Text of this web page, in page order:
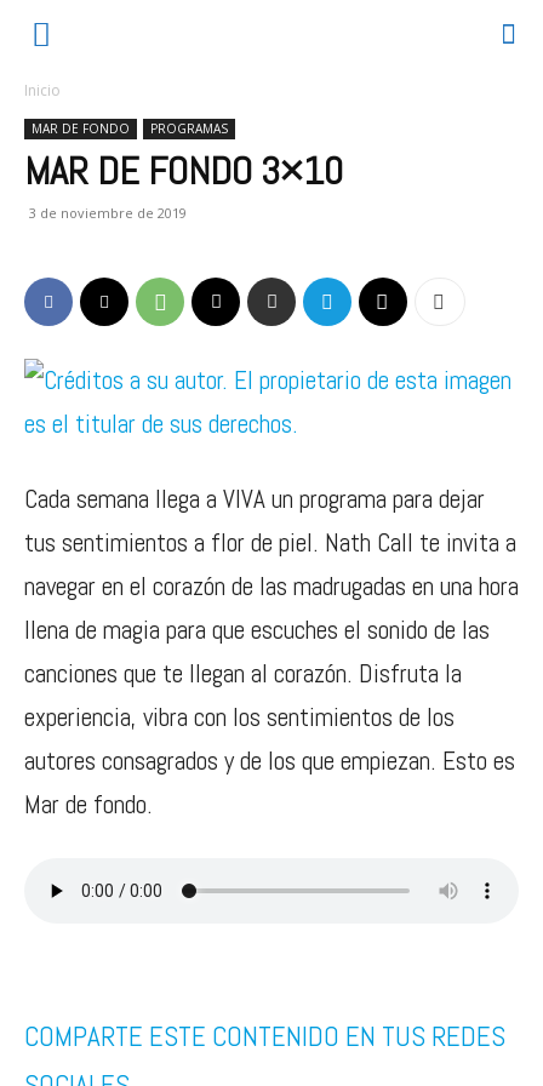
Inicio
MAR DE FONDO PROGRAMAS
MAR DE FONDO 3×10
3 de noviembre de 2019
Cada semana llega a VIVA un programa para dejar
tus sentimientos a flor de piel. Nath Call te invita a
navegar en el corazón de las madrugadas en una hora
llena de magia para que escuches el sonido de las
canciones que te llegan al corazón. Disfruta la
experiencia, vibra con los sentimientos de los
autores consagrados y de los que empiezan. Esto es
Mar de fondo.
COMPARTE ESTE CONTENIDO EN TUS REDES